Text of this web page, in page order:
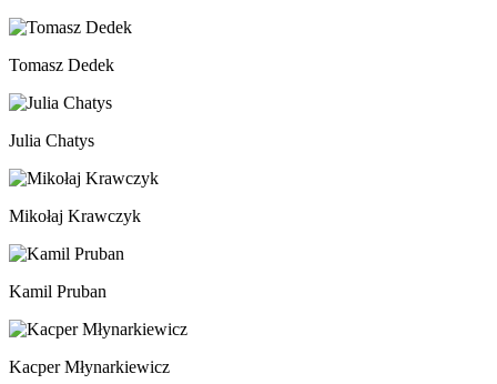
Tomasz Dedek
Julia Chatys
Mikołaj Krawczyk
Kamil Pruban
Kacper Młynarkiewicz